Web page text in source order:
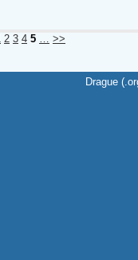
2 3 4 5 >>
Drague